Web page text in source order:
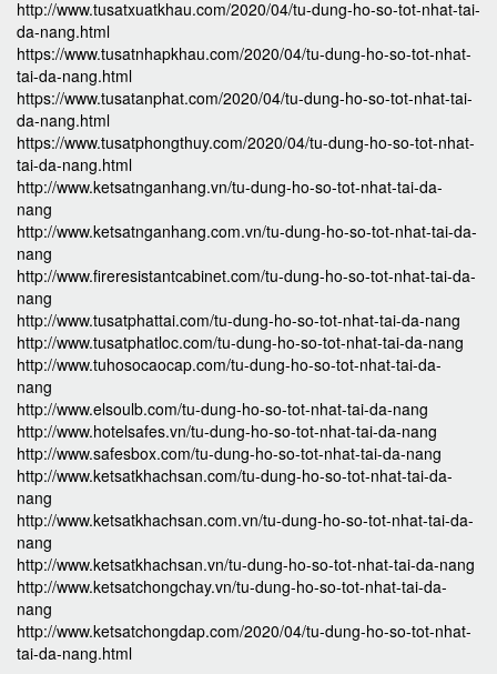
http://www.tusatxuatkhau.com/2020/04/tu-dung-ho-so-tot-nhat-tai-
da-nang.html
https://www.tusatnhapkhau.com/2020/04/tu-dung-ho-so-tot-nhat-
tai-da-nang.html
https://www.tusatanphat.com/2020/04/tu-dung-ho-so-tot-nhat-tai-
da-nang.html
https://www.tusatphongthuy.com/2020/04/tu-dung-ho-so-tot-nhat-
tai-da-nang.html
http://www.ketsatnganhang.vn/tu-dung-ho-so-tot-nhat-tai-da-
nang
http://www.ketsatnganhang.com.vn/tu-dung-ho-so-tot-nhat-tai-da-
nang
http://www.fireresistantcabinet.com/tu-dung-ho-so-tot-nhat-tai-da-
nang
http://www.tusatphattai.com/tu-dung-ho-so-tot-nhat-tai-da-nang
http://www.tusatphatloc.com/tu-dung-ho-so-tot-nhat-tai-da-nang
http://www.tuhosocaocap.com/tu-dung-ho-so-tot-nhat-tai-da-
nang
http://www.elsoulb.com/tu-dung-ho-so-tot-nhat-tai-da-nang
http://www.hotelsafes.vn/tu-dung-ho-so-tot-nhat-tai-da-nang
http://www.safesbox.com/tu-dung-ho-so-tot-nhat-tai-da-nang
http://www.ketsatkhachsan.com/tu-dung-ho-so-tot-nhat-tai-da-
nang
http://www.ketsatkhachsan.com.vn/tu-dung-ho-so-tot-nhat-tai-da-
nang
http://www.ketsatkhachsan.vn/tu-dung-ho-so-tot-nhat-tai-da-nang
http://www.ketsatchongchay.vn/tu-dung-ho-so-tot-nhat-tai-da-
nang
http://www.ketsatchongdap.com/2020/04/tu-dung-ho-so-tot-nhat-
tai-da-nang.html